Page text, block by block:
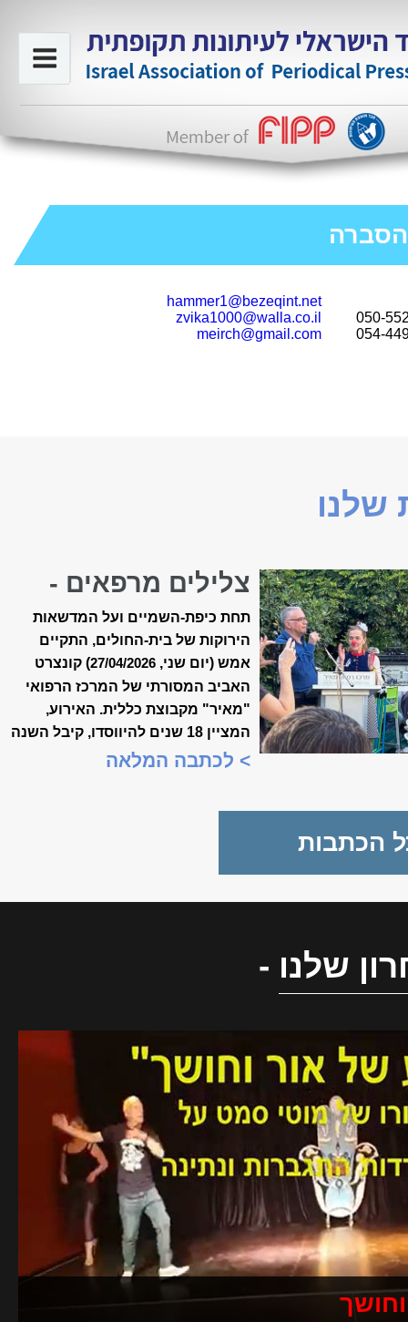
hammer1@bezeqint.net
050-
zvika1000@walla.co.il
054-
meirch@gmail.com
שלנו
צלילים מרפאים -
קונצרט האביב ה-18
של ״מאיר״
תחת כיפת-השמיים ועל המדשאות
הירוקות של בית-החולים, התקיים
אמש (יום שני, 27/04/2026) קונצרט
האביב המסורתי של המרכז הרפואי
"מאיר" מקבוצת כללית. האירוע,
המציין 18 שנים להיווסדו, קיבל השנה
משמעות מיוחדת, כשנכלל לראשונה
> לכתבה המלאה
הכתבות
שלנו -